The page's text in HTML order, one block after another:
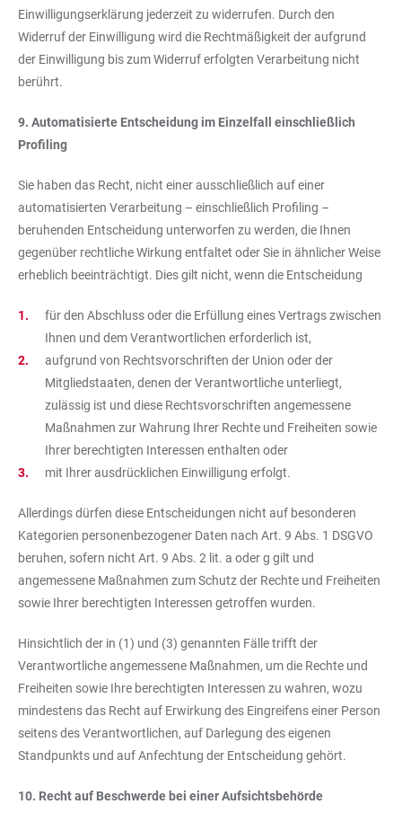
Einwilligungserklärung jederzeit zu widerrufen. Durch den
Widerruf der Einwilligung wird die Rechtmäßigkeit der aufgrund
der Einwilligung bis zum Widerruf erfolgten Verarbeitung nicht
berührt.
9. Automatisierte Entscheidung im Einzelfall einschließlich
Profiling
Sie haben das Recht, nicht einer ausschließlich auf einer
automatisierten Verarbeitung – einschließlich Profiling –
beruhenden Entscheidung unterworfen zu werden, die Ihnen
gegenüber rechtliche Wirkung entfaltet oder Sie in ähnlicher Weise
erheblich beeinträchtigt. Dies gilt nicht, wenn die Entscheidung
für den Abschluss oder die Erfüllung eines Vertrags zwischen
Ihnen und dem Verantwortlichen erforderlich ist,
aufgrund von Rechtsvorschriften der Union oder der
Mitgliedstaaten, denen der Verantwortliche unterliegt,
zulässig ist und diese Rechtsvorschriften angemessene
Maßnahmen zur Wahrung Ihrer Rechte und Freiheiten sowie
Ihrer berechtigten Interessen enthalten oder
mit Ihrer ausdrücklichen Einwilligung erfolgt.
Allerdings dürfen diese Entscheidungen nicht auf besonderen
Kategorien personenbezogener Daten nach Art. 9 Abs. 1 DSGVO
beruhen, sofern nicht Art. 9 Abs. 2 lit. a oder g gilt und
angemessene Maßnahmen zum Schutz der Rechte und Freiheiten
sowie Ihrer berechtigten Interessen getroffen wurden.
Hinsichtlich der in (1) und (3) genannten Fälle trifft der
Verantwortliche angemessene Maßnahmen, um die Rechte und
Freiheiten sowie Ihre berechtigten Interessen zu wahren, wozu
mindestens das Recht auf Erwirkung des Eingreifens einer Person
seitens des Verantwortlichen, auf Darlegung des eigenen
Standpunkts und auf Anfechtung der Entscheidung gehört.
10. Recht auf Beschwerde bei einer Aufsichtsbehörde